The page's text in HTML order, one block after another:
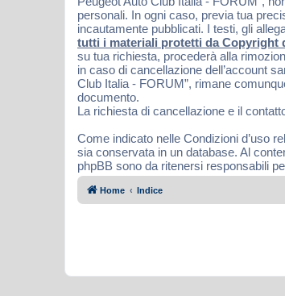
personali. In ogni caso, previa tua
incautamente pubblicati. I testi, gli
tutti i materiali protetti da Copyright
su tua richiesta, procederà alla
in caso di cancellazione dell’account
Club Italia - FORUM”, rimane
documento.
La richiesta di cancellazione e il
Come indicato nelle Condizioni d’uso
sia conservata in un database. Al
phpBB sono da ritenersi responsabili
Home Indice